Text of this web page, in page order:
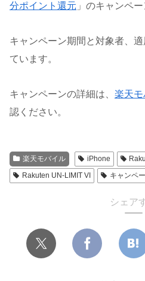
分ポイント還元 」のキャンペ
キャンペーン期間と対象者、
ています。
キャンペーンの詳細は、 楽天
認ください。
楽天モバイル iPhone
Rakuten UN-LIMIT VI
キャンペ
シェア